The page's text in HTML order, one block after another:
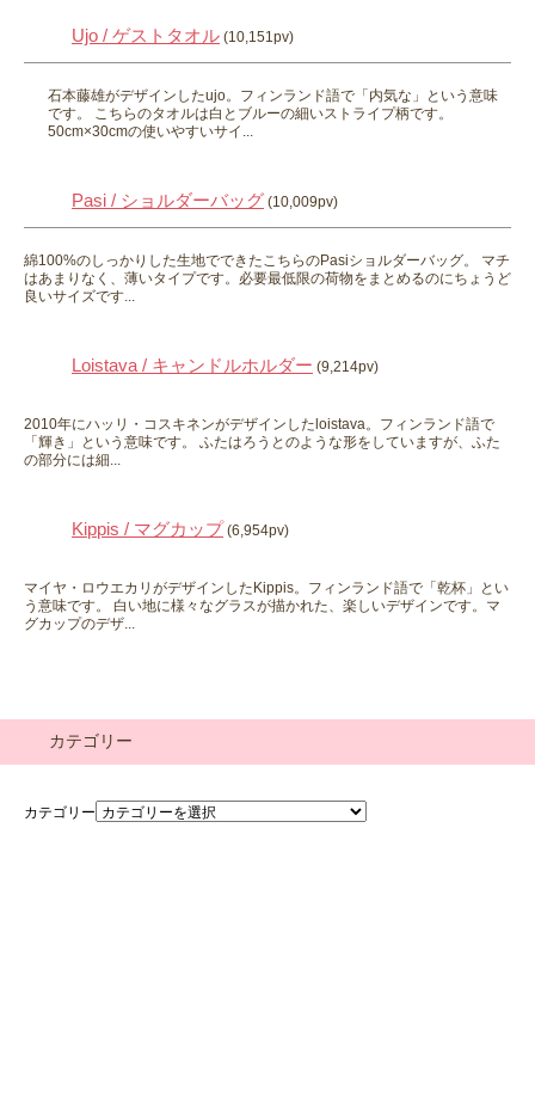
Ujo / ゲストタオル (10,151pv)
石本藤雄がデザインしたujo。フィンランド語で「内気な」という意味
です。 こちらのタオルは白とブルーの細いストライプ柄です。
50cm×30cmの使いやすいサイ...
Pasi / ショルダーバッグ (10,009pv)
綿100%のしっかりした生地でできたこちらのPasiショルダーバッグ。 マチ
はあまりなく、薄いタイプです。必要最低限の荷物をまとめるのにちょうど
良いサイズです...
Loistava / キャンドルホルダー (9,214pv)
2010年にハッリ・コスキネンがデザインしたloistava。フィンランド語で
「輝き」という意味です。 ふたはろうとのような形をしていますが、ふた
の部分には細...
Kippis / マグカップ (6,954pv)
マイヤ・ロウエカリがデザインしたKippis。フィンランド語で「乾杯」とい
う意味です。 白い地に様々なグラスが描かれた、楽しいデザインです。マ
グカップのデザ...
カテゴリー
カテゴリー